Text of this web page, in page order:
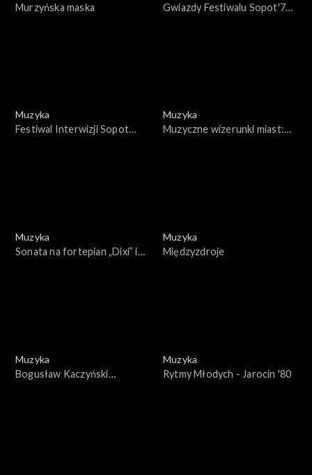
Murzyńska maska
Gwiazdy Festiwalu Sopot'76
Muzyka
Festiwal Interwizji Sopot
Muzyka
Muzyczne wizerunki miast:
Muzyka
Sonata na fortepian „Dixi” i
Muzyka
Międzyzdroje
Muzyka
Bogusław Kaczyński
Muzyka
Rytmy Młodych - Jarocin '80